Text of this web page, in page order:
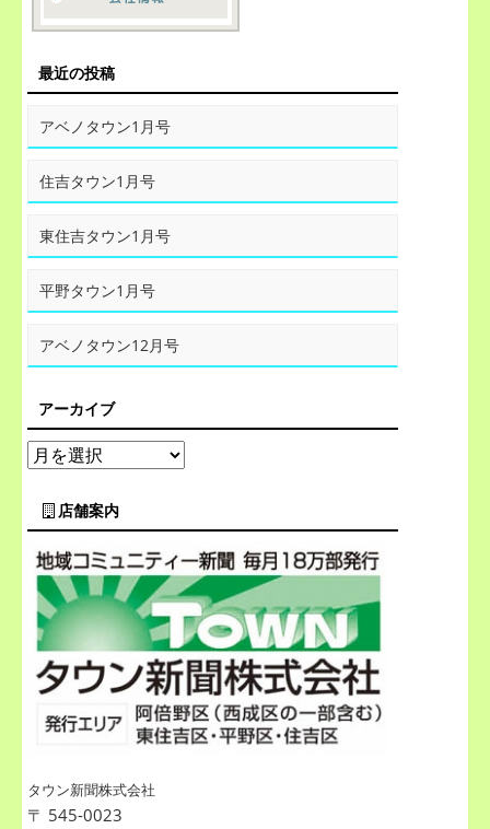
最近の投稿
アベノタウン1月号
住吉タウン1月号
東住吉タウン1月号
平野タウン1月号
アベノタウン12月号
アーカイブ
店舗案内
タウン新聞株式会社
〒 545-0023